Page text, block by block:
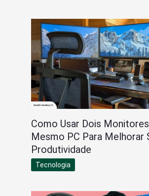
Como Usar Dois
Mesmo PC Para Melhorar
Produtividade
Tecnologia